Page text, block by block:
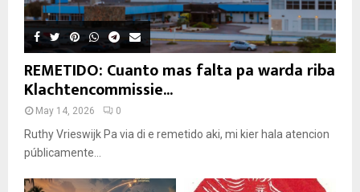
REMETIDO: Cuanto mas falta pa warda riba
Klachtencommissie...
May 14, 2026 0
Ruthy Vrieswijk Pa via di e remetido aki, mi kier hala atencion
públicamente...